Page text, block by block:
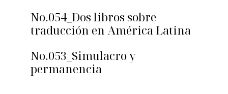
No.054_Dos libros sobre
traducción en América Latina
No.053_Simulacro y
permanencia